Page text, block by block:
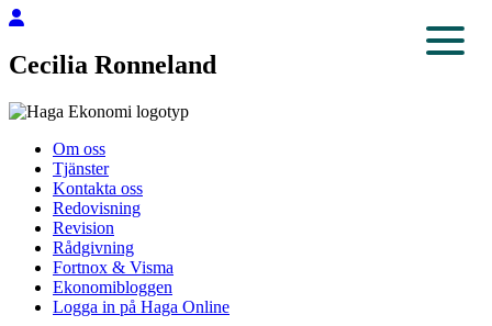
Cecilia Ronneland
Om oss
Tjänster
Kontakta oss
Redovisning
Revision
Rådgivning
Fortnox & Visma
Ekonomibloggen
Logga in på Haga Online